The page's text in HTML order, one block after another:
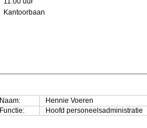
Kantoorbaan
Naam: Hennie Voeren
Functie:
Hoofd personeelsadministratie